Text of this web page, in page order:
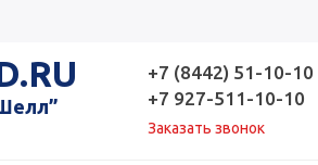
+7 (8442) 51-10-10
+7 927-511-10-10
Заказать звонок